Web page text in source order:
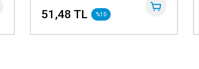
51,48 TL %10